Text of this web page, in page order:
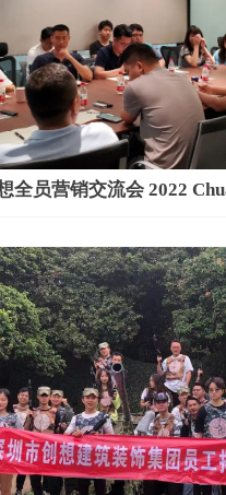
全员营销交流会 2022